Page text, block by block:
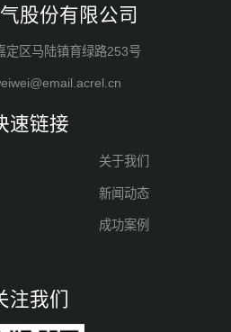
股份有限公司
定区马陆镇育绿路253号
速链接
关于我们
新闻动态
成功案例
注我们